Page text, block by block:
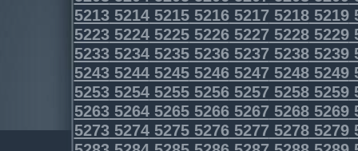
5213521452155216521752185219
5223522452255226522752285229
5233523452355236523752385239
5243524452455246524752485249
5253525452555256525752585259
5263526452655266526752685269
5273527452755276527752785279